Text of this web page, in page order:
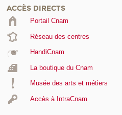
ACCÈS DIRECTS
Portail Cnam
Réseau des centres
HandiCnam
La boutique du Cnam
Musée des arts et métiers
Accès à IntraCnam